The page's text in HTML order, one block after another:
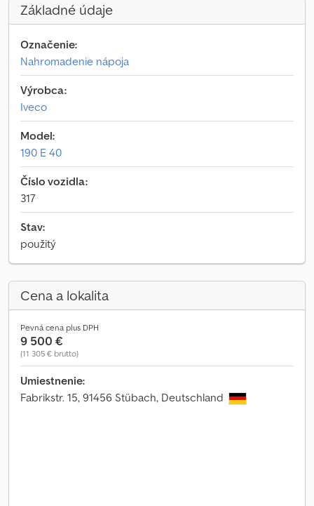
Základné údaje
Označenie:
Nahromadenie nápoja
Výrobca:
Iveco
Model:
190 E 40
Číslo vozidla:
317
Stav:
použitý
Cena a lokalita
Pevná cena plus DPH
9 500 €
(11 305 € brutto)
Umiestnenie:
Fabrikstr. 15, 91456 Stübach, Deutschland